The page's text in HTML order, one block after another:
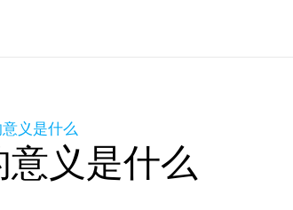
义是什么
义是什么